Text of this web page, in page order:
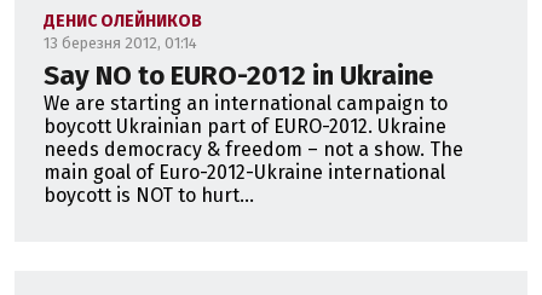
ДЕНИС ОЛЕЙНИКОВ
13 березня 2012, 01:14
Say NO to EURO-2012 in Ukraine
We are starting an international campaign to
boycott Ukrainian part of EURO-2012. Ukraine
needs democracy & freedom – not a show. The
main goal of Euro-2012-Ukraine international
boycott is NOT to hurt...